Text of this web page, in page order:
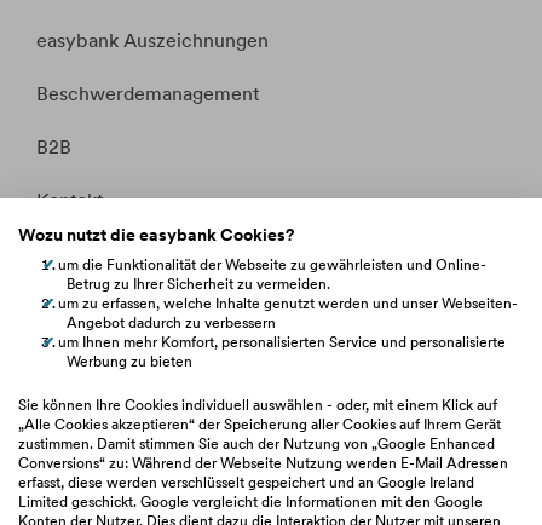
Wozu nutzt die easybank Cookies?
um die Funktionalität der Webseite zu gewährleisten und Online-
Betrug zu Ihrer Sicherheit zu vermeiden.
um zu erfassen, welche Inhalte genutzt werden und unser Webseiten-
Angebot dadurch zu verbessern
um Ihnen mehr Komfort, personalisierten Service und personalisierte
Werbung zu bieten
Sie können Ihre Cookies individuell auswählen - oder, mit einem Klick auf
„Alle Cookies akzeptieren“ der Speicherung aller Cookies auf Ihrem Gerät
zustimmen. Damit stimmen Sie auch der Nutzung von „Google Enhanced
Conversions“ zu: Während der Webseite Nutzung werden E-Mail Adressen
erfasst, diese werden verschlüsselt gespeichert und an Google Ireland
Limited geschickt. Google vergleicht die Informationen mit den Google
Konten der Nutzer. Dies dient dazu die Interaktion der Nutzer mit unseren
easybank Auszeichnungen
Beschwerdemanagement
B2B
Kontakt
Whistleblowing
Fakten &Entitätsdefinition
hilfe.easybank.at
easybank.de